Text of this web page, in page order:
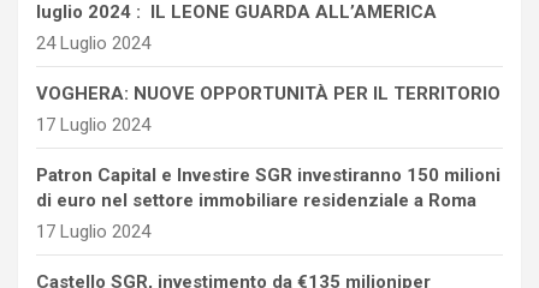
luglio 2024 : IL LEONE GUARDA ALL’AMERICA
24 Luglio 2024
VOGHERA: NUOVE OPPORTUNITÀ PER IL TERRITORIO
17 Luglio 2024
Patron Capital e Investire SGR investiranno 150 milioni
di euro nel settore immobiliare residenziale a Roma
17 Luglio 2024
Castello SGR, investimento da €135 milioniper